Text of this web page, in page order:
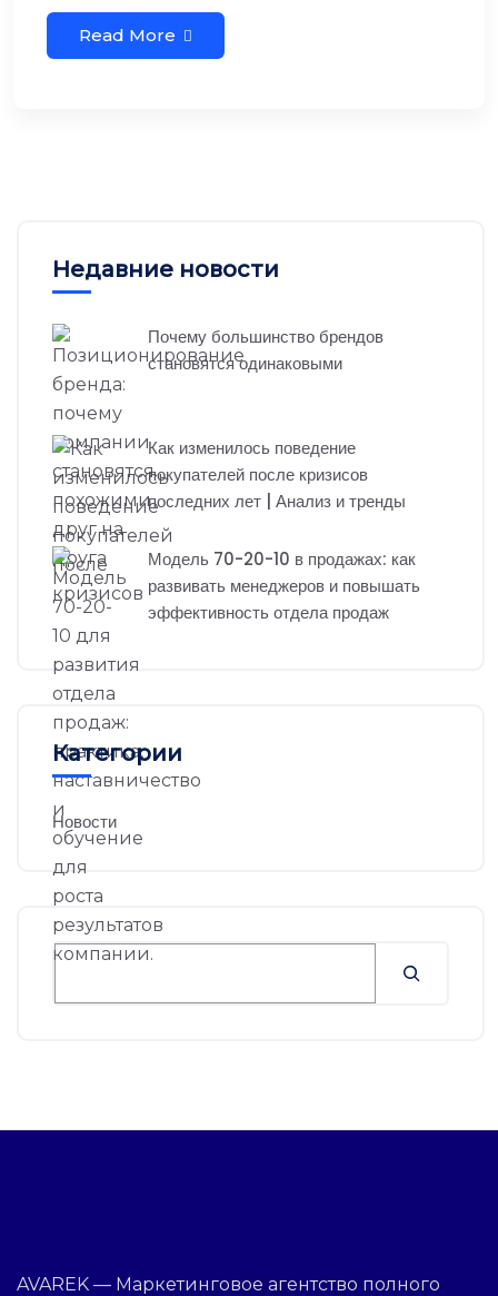
Read More
Недавние новости
Почему большинство брендов
становятся одинаковыми
Как изменилось поведение
покупателей после кризисов
последних лет | Анализ и тренды
Модель 70-20-10 в продажах: как
развивать менеджеров и повышать
эффективность отдела продаж
Категории
Новости
AVAREK — Маркетинговое агентство полного